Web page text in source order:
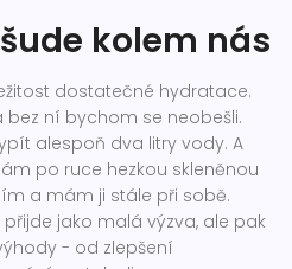
kolem nás
dostatečné hydratace.
ní bychom se neobešli.
alespoň dva litry vody. A
po ruce hezkou skleněnou
a mám ji stále při sobě.
přijde jako malá výzva, ale pak
- od zlepšení